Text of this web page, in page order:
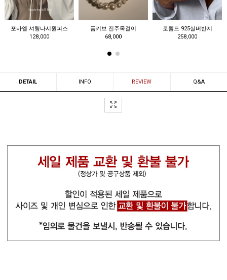
포다보 반지
48,000
타무브 캡모자
19,000
부다벨 팔찌
68,000
DETAIL INFO REVIEW Q&A